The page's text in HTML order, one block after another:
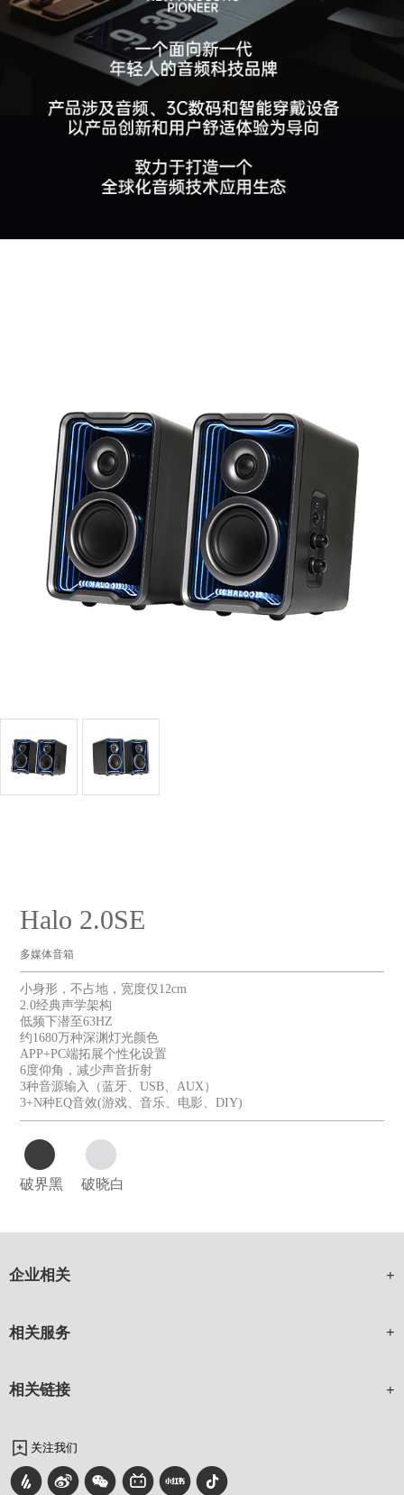
Halo 2.0SE
多媒体音箱
小身形，不占地，宽度仅12cm
2.0经典声学架构
低频下潜至63HZ
约1680万种深渊灯光颜色
APP+PC端拓展个性化设置
6度仰角，减少声音折射
3种音源输入（蓝牙、USB、AUX）
3+N种EQ音效(游戏、音乐、电影、DIY)
破界黑 破晓白
企业相关
相关服务
相关链接
关注我们